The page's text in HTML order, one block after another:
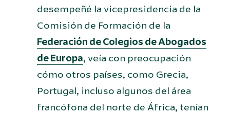
desempeñé la vicepresidencia de la
Comisión de Formación de la
Federación de Colegios de Abogados
de Europa, veía con preocupación
cómo otros países, como Grecia,
Portugal, incluso algunos del área
francófona del norte de África, tenían